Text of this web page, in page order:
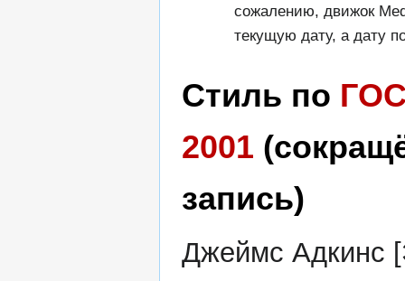
сожалению, движок
текущую дату, а дату
Стиль по
2001
запись)
Джеймс Адкинс